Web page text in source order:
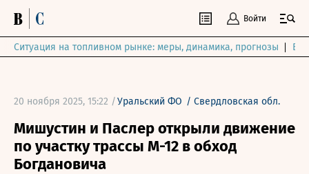
Войти
Ситуация на топливном рынке: меры, динамика, прогнозы
20 ноября 2025, 15:22 /Уральский ФО / Свердловская обл.
Мишустин и Паслер открыли движение
по участку трассы М-12 в обход
Богдановича